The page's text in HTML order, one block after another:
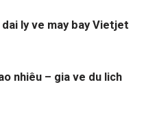
ly ve may bay Vietjet
nhiêu – gia ve du lich